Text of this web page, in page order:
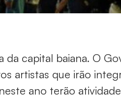
capital baiana. O
artistas que irão
ano terão